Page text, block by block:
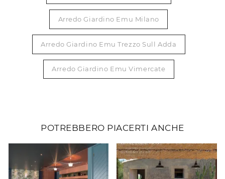
Arredo Giardino Emu Milano
Arredo Giardino Emu Trezzo Sull Adda
Arredo Giardino Emu Vimercate
POTREBBERO PIACERTI ANCHE